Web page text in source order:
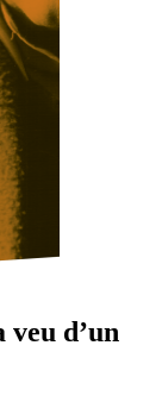
d’un